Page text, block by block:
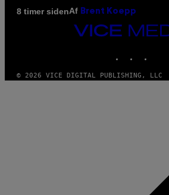
8 timer sidenAf Brent Koepp
VICE
© 2026 VICE DIGITAL PUBLISHING, LLC